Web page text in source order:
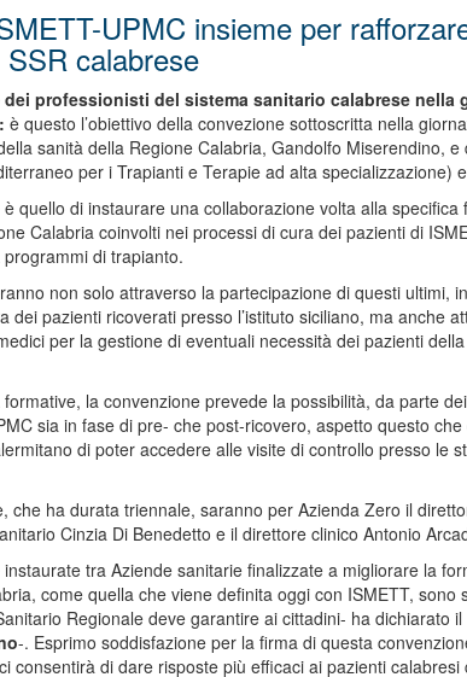
UPMC insieme per
calabrese
dei professionisti del sistema sanitario calabrese
è questo l’obiettivo della convezione sottoscritta nella
sanità della Regione Calabria, Gandolfo Miserendino,
per i Trapianti e Terapie ad alta specializzazione)
quello di instaurare una collaborazione volta alla
Calabria coinvolti nei processi di cura dei pazienti di
di trapianto.
non solo attraverso la partecipazione di questi ultimi,
dei pazienti ricoverati presso l’istituto siciliano, ma anche
per la gestione di eventuali necessità dei pazienti
la convenzione prevede la possibilità, da parte
sia in fase di pre- che post-ricovero, aspetto questo
di poter accedere alle visite di controllo presso le
che ha durata triennale, saranno per Azienda Zero il
Cinzia Di Benedetto e il direttore clinico Antonio
tra Aziende sanitarie finalizzate a migliorare la
come quella che viene definita oggi con ISMETT, sono
Regionale deve garantire ai cittadini- ha dichiarato
-. Esprimo soddisfazione per la firma di questa
consentirà di dare risposte più efficaci ai pazienti